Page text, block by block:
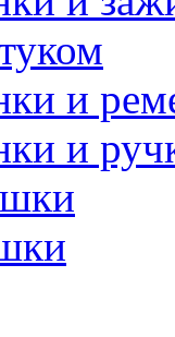
и
и